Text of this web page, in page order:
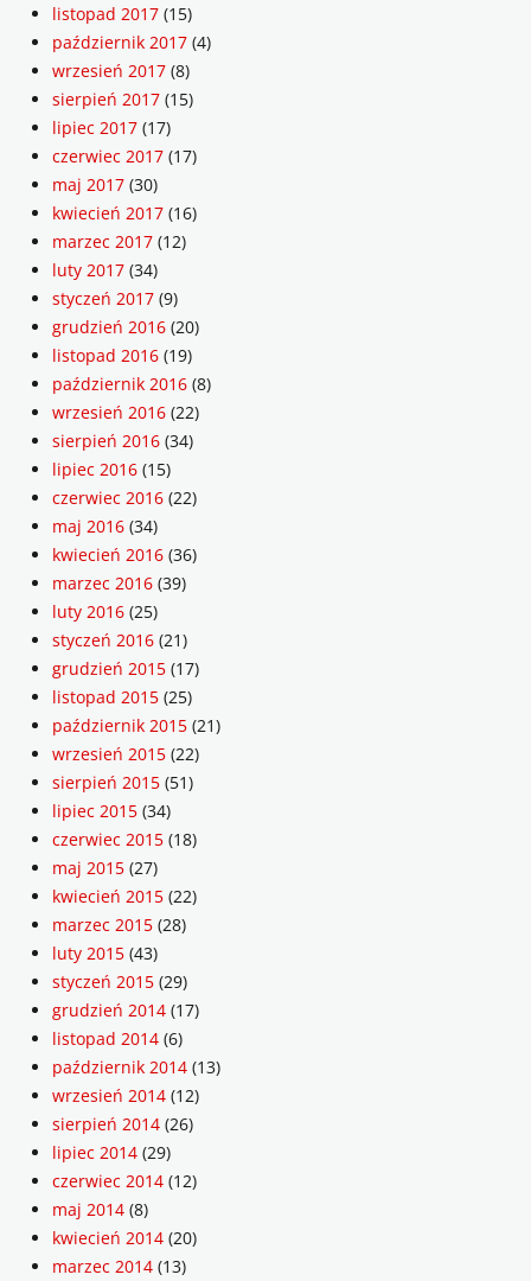
listopad 2017 (15)
październik 2017 (4)
wrzesień 2017 (8)
sierpień 2017 (15)
lipiec 2017 (17)
czerwiec 2017 (17)
maj 2017 (30)
kwiecień 2017 (16)
marzec 2017 (12)
luty 2017 (34)
styczeń 2017 (9)
grudzień 2016 (20)
listopad 2016 (19)
październik 2016 (8)
wrzesień 2016 (22)
sierpień 2016 (34)
lipiec 2016 (15)
czerwiec 2016 (22)
maj 2016 (34)
kwiecień 2016 (36)
marzec 2016 (39)
luty 2016 (25)
styczeń 2016 (21)
grudzień 2015 (17)
listopad 2015 (25)
październik 2015 (21)
wrzesień 2015 (22)
sierpień 2015 (51)
lipiec 2015 (34)
czerwiec 2015 (18)
maj 2015 (27)
kwiecień 2015 (22)
marzec 2015 (28)
luty 2015 (43)
styczeń 2015 (29)
grudzień 2014 (17)
listopad 2014 (6)
październik 2014 (13)
wrzesień 2014 (12)
sierpień 2014 (26)
lipiec 2014 (29)
czerwiec 2014 (12)
maj 2014 (8)
kwiecień 2014 (20)
marzec 2014 (13)